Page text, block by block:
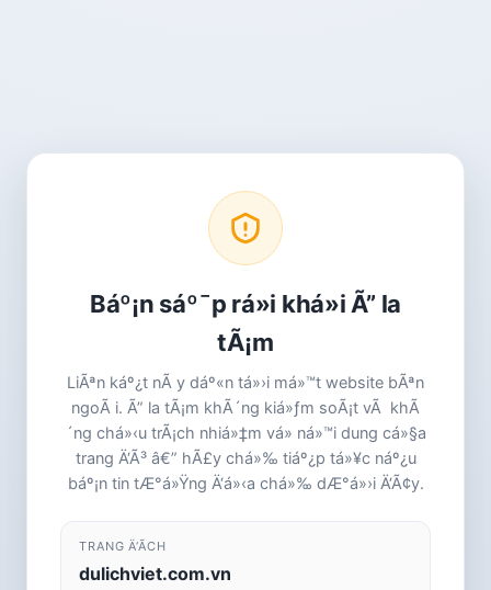
Báº¡n sáº¯p rá»i khá»i Ã” la
tÃ¡m
LiÃªn káº¿t nÃ y dáº«n tá»›i má»™t website bÃªn
ngoÃ i. Ã” la tÃ¡m khÃ´ng kiá»ƒm soÃ¡t vÃ khÃ
´ng chá»‹u trÃ¡ch nhiá»‡m vá» ná»™i dung cá»§a
trang Ä‘Ã³ â€” hÃ£y chá»‰ tiáº¿p tá»¥c náº¿u
báº¡n tin tÆ°á»Ÿng Ä‘á»‹a chá»‰ dÆ°á»›i Ä‘Ã¢y.
TRANG Ä‘Ã­CH
dulichviet.com.vn